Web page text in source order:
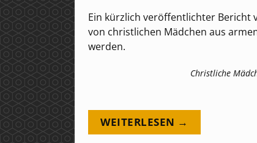
Ein kürzlich veröffentlichter Bericht
von christlichen Mädchen aus
werden.
Christliche
WEITERLESEN →